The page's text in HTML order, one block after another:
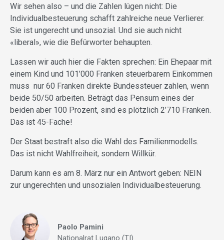
Wir sehen also – und die Zahlen lügen nicht: Die
Individualbesteuerung schafft zahlreiche neue Verlierer.
Sie ist ungerecht und unsozial. Und sie auch nicht
«liberal», wie die Befürworter behaupten.
Lassen wir auch hier die Fakten sprechen: Ein Ehepaar mit
einem Kind und 101’000 Franken steuerbarem Einkommen
muss nur 60 Franken direkte Bundessteuer zahlen, wenn
beide 50/50 arbeiten. Beträgt das Pensum eines der
beiden aber 100 Prozent, sind es plötzlich 2’710 Franken.
Das ist 45-Fache!
Der Staat bestraft also die Wahl des Familienmodells.
Das ist nicht Wahlfreiheit, sondern Willkür.
Darum kann es am 8. März nur ein Antwort geben: NEIN
zur ungerechten und unsozialen Individualbesteuerung.
Paolo Pamini
Nationalrat Lugano (TI)